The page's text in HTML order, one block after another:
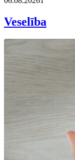
Veselība